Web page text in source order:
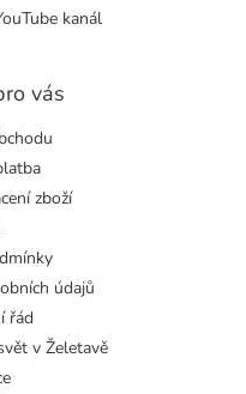
kanál
vás
zboží
údajů
řád
v Želetavě